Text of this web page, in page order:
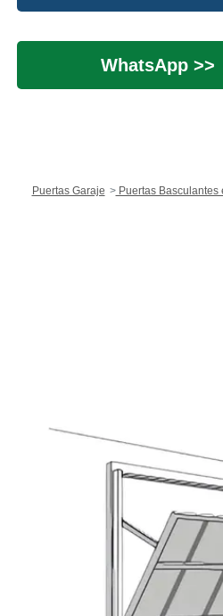
WhatsApp >>
Puertas Garaje Puertas Basculantes